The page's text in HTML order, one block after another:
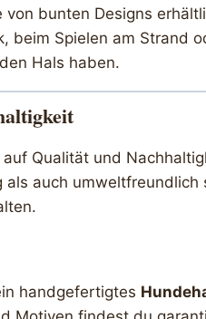
von bunten Designs
beim Spielen am Strand
Hals haben.
auf Qualität und
als auch
handgefertigtes